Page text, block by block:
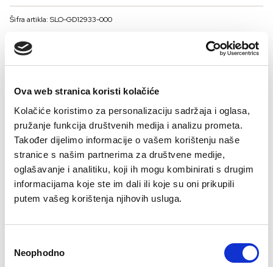
Ova web stranica koristi kolačiće
Kolačiće koristimo za personalizaciju sadržaja i oglasa,
pružanje funkcija društvenih medija i analizu prometa.
Također dijelimo informacije o vašem korištenju naše
stranice s našim partnerima za društvene medije,
oglašavanje i analitiku, koji ih mogu kombinirati s drugim
informacijama koje ste im dali ili koje su oni prikupili
putem vašeg korištenja njihovih usluga.
Selection
Neophodno
was:
€61.37.
is:
€29.95.
Šifra artikla: SLO-GD12933-000
BOJA
VELIČNA
36 38 40 42 44
Kalkulator velicine
- + DODAJTE U KORPU
Sastav: